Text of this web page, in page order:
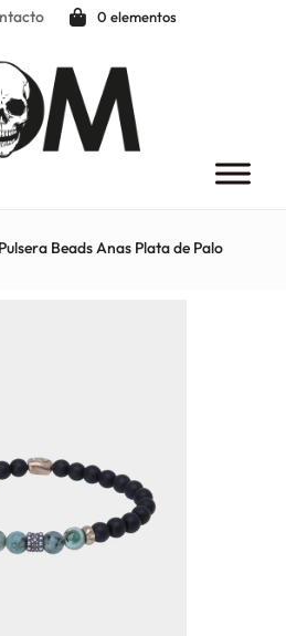
0 elementos
Beads Anas Plata de Palo